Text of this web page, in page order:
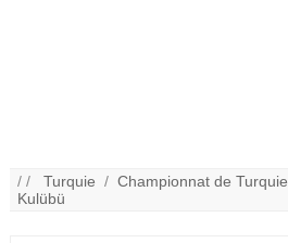
/ /Turquie /Championnat de Turquie
Kulübü